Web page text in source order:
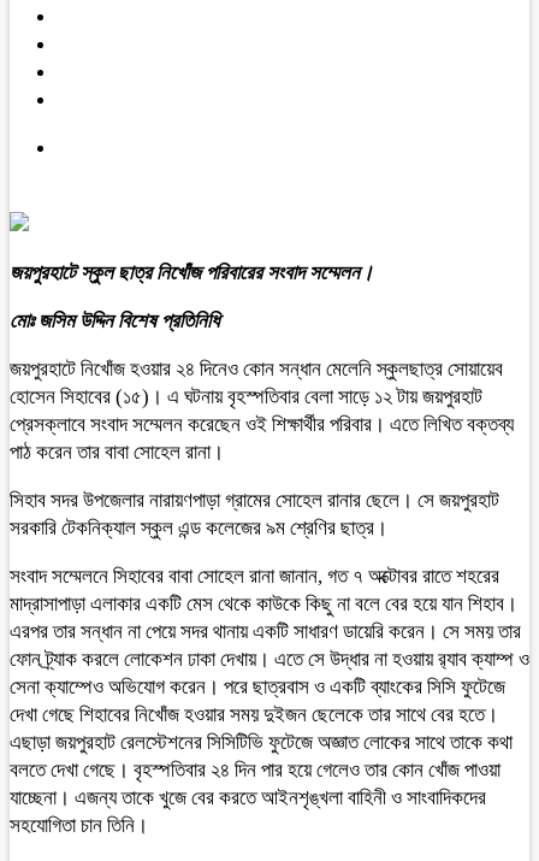
জয়পুরহাটে স্কুল ছাত্র নিখোঁজ পরিবারের সংবাদ সম্মেলন।
মোঃ জসিম উদ্দিন বিশেষ প্রতিনিধি
জয়পুরহাটে নিখোঁজ হওয়ার ২৪ দিনেও কোন সন্ধান মেলেনি স্কুলছাত্র সোয়ায়েব
হোসেন সিহাবের (১৫)। এ ঘটনায় বৃহস্পতিবার বেলা সাড়ে ১২ টায় জয়পুরহাট
প্রেসক্লাবে সংবাদ সম্মেলন করেছেন ওই শিক্ষার্থীর পরিবার। এতে লিখিত বক্তব্য
পাঠ করেন তার বাবা সোহেল রানা।
সিহাব সদর উপজেলার নারায়ণপাড়া গ্রামের সোহেল রানার ছেলে। সে জয়পুরহাট
সরকারি টেকনিক্যাল স্কুল এন্ড কলেজের ৯ম শ্রেণির ছাত্র।
সংবাদ সম্মেলনে সিহাবের বাবা সোহেল রানা জানান, গত ৭ অক্টোবর রাতে শহরের
মাদ্রাসাপাড়া এলাকার একটি মেস থেকে কাউকে কিছু না বলে বের হয়ে যান শিহাব।
এরপর তার সন্ধান না পেয়ে সদর থানায় একটি সাধারণ ডায়েরি করেন। সে সময় তার
ফোন ট্র্যাক করলে লোকেশন ঢাকা দেখায়। এতে সে উদ্ধার না হওয়ায় র‌্যাব ক্যাম্প ও
সেনা ক্যাম্পেও অভিযোগ করেন। পরে ছাত্রবাস ও একটি ব্যাংকের সিসি ফুটেজে
দেখা গেছে শিহাবের নিখোঁজ হওয়ার সময় দুইজন ছেলেকে তার সাথে বের হতে।
এছাড়া জয়পুরহাট রেলস্টেশনের সিসিটিভি ফুটেজে অজ্ঞাত লোকের সাথে তাকে কথা
বলতে দেখা গেছে। বৃহস্পতিবার ২৪ দিন পার হয়ে গেলেও তার কোন খোঁজ পাওয়া
যাচ্ছেনা। এজন্য তাকে খুজে বের করতে আইনশৃঙ্খলা বাহিনী ও সাংবাদিকদের
সহযোগিতা চান তিনি।